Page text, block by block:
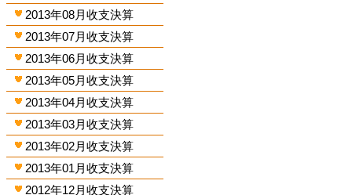
2013年08月收支決算
2013年07月收支決算
2013年06月收支決算
2013年05月收支決算
2013年04月收支決算
2013年03月收支決算
2013年02月收支決算
2013年01月收支決算
2012年12月收支決算